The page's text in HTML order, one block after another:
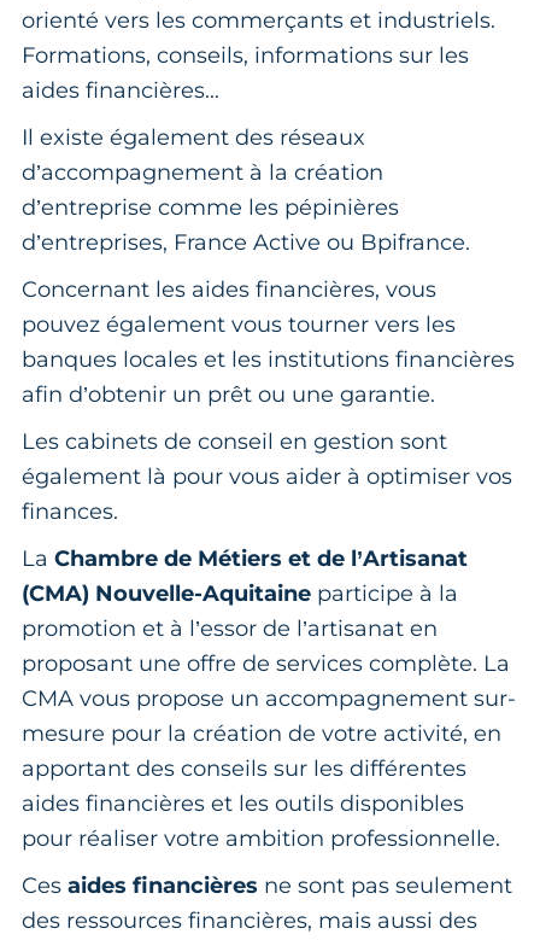
orienté vers les commerçants et industriels.
Formations, conseils, informations sur les
aides financières...
Il existe également des réseaux
d’accompagnement à la création
d’entreprise comme les pépinières
d’entreprises, France Active ou Bpifrance.
Concernant les aides financières, vous
pouvez également vous tourner vers les
banques locales et les institutions financières
afin d’obtenir un prêt ou une garantie.
Les cabinets de conseil en gestion sont
également là pour vous aider à optimiser vos
finances.
La Chambre de Métiers et de l’Artisanat
(CMA) Nouvelle-Aquitaine participe à la
promotion et à l’essor de l’artisanat en
proposant une offre de services complète. La
CMA vous propose un accompagnement sur-
mesure pour la création de votre activité, en
apportant des conseils sur les différentes
aides financières et les outils disponibles
pour réaliser votre ambition professionnelle.
Ces aides financières ne sont pas seulement
des ressources financières, mais aussi des